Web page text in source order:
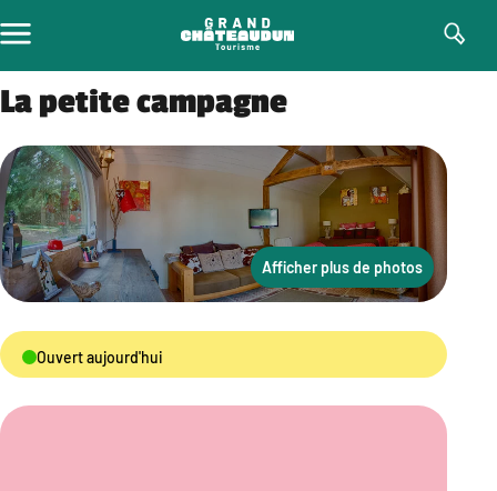
au
contenu
La petite campagne
Afficher plus de photos
Ouvert aujourd'hui